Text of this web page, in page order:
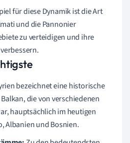
für diese Dynamik ist die Art
und die Pannonier
zu verteidigen und ihre
bezeichnet eine historische
die von verschiedenen
hauptsächlich im heutigen
Albanien und Bosnien.